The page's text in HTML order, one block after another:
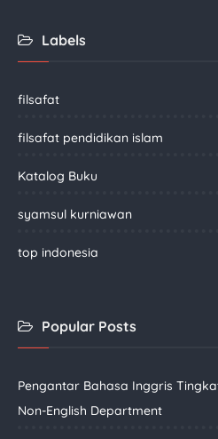
Labels
filsafat
filsafat pendidikan islam
Katalog Buku
syamsul kurniawan
top indonesia
Popular Posts
Pengantar Bahasa Inggris
Non-English Department